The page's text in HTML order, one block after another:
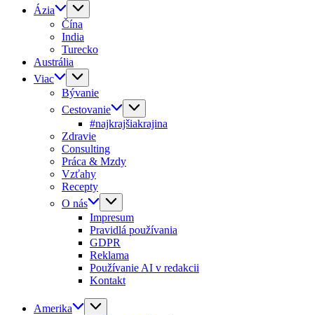
Ázia
Čína
India
Turecko
Austrália
Viac
Bývanie
Cestovanie
#najkrajšiakrajina
Zdravie
Consulting
Práca & Mzdy
Vzťahy
Recepty
O nás
Impresum
Pravidlá používania
GDPR
Reklama
Používanie AI v redakcii
Kontakt
Amerika